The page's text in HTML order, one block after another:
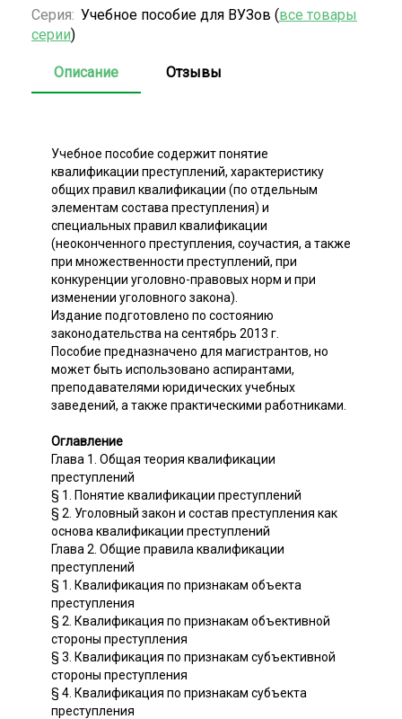
Серия: Учебное пособие для ВУЗов (все товары
серии)
Описание Отзывы
Учебное пособие содержит понятие
квалификации преступлений, характеристику
общих правил квалификации (по отдельным
элементам состава преступления) и
специальных правил квалификации
(неоконченного преступления, соучастия, а также
при множественности преступлений, при
конкуренции уголовно-правовых норм и при
изменении уголовного закона).
Издание подготовлено по состоянию
законодательства на сентябрь 2013 г.
Пособие предназначено для магистрантов, но
может быть использовано аспирантами,
преподавателями юридических учебных
заведений, а также практическими работниками.
Оглавление
Глава 1. Общая теория квалификации
преступлений
§ 1. Понятие квалификации преступлений
§ 2. Уголовный закон и состав преступления как
основа квалификации преступлений
Глава 2. Общие правила квалификации
преступлений
§ 1. Квалификация по признакам объекта
преступления
§ 2. Квалификация по признакам объективной
стороны преступления
§ 3. Квалификация по признакам субъективной
стороны преступления
§ 4. Квалификация по признакам субъекта
преступления